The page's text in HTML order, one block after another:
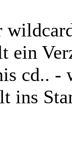
ein
cd.. -
ins